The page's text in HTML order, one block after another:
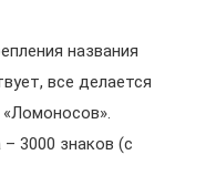
названия
все делается
3000 знаков (с